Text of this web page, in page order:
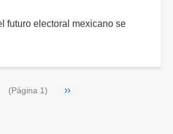
futuro electoral mexicano se
(Página 1)
Siguiente
››